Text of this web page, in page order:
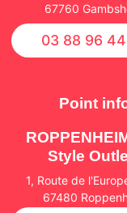
67760
03 88 96
Point
Style
1, Route de
67480